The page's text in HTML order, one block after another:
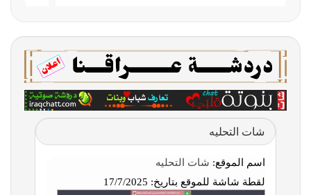
شات التحليه
اسم الموقع: شات التحليه
لقطة شاشة للموقع بتاريخ: